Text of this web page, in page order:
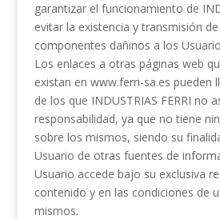
garantizar el funcionamiento de
evitar la existencia y transmisión
componentes dañinos a los
Los enlaces a otras páginas web
existan en www.ferri-sa.es pueden
de los que INDUSTRIAS FERRI no
responsabilidad, ya que no tiene
sobre los mismos, siendo su
Usuario de otras fuentes de
Usuario accede bajo su exclusiva
contenido y en las condiciones de
mismos.